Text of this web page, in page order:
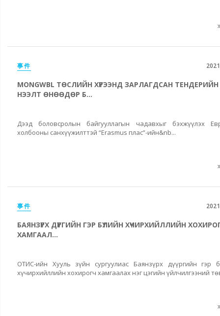
事件
MONGWBL ТӨСЛИЙН ХҮРЭЭНД ЗАРЛАГДСАН ТЕНДЕРИЙН
НЭЭЛТ ӨНӨӨДӨР Б...
Дээд боловсролын байгууллагын чадавхыг бэхжүүлэх
холбооны санхүүжилттэй “Erasmus плас”-ийн&nb...
事件
БАЯНЗҮРХ ДҮҮРГИЙН ГЭР БҮЛИЙН ХҮЧИРХИЙЛЛИЙН
ХАМГААЛ...
ОТИС-ийн Хууль зүйн сургуулиас Баянзүрх дүүргийн гэр
хүчирхийллийн хохирогч хамгаалах нэг цэгийн үйлчилгээний